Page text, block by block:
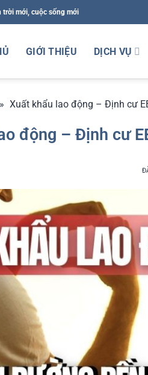
trời mới, cuộc sống mới
GIỚI THIỆU DỊCH VỤ
» Xuất khẩu lao động – Định cư
động – Định cư